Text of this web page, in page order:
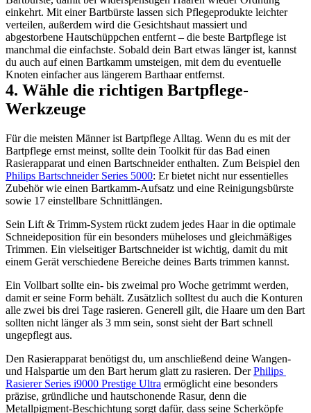
einkehrt. Mit einer Bartbürste lassen sich Pflegeprodukte leichter
verteilen, außerdem wird die Gesichtshaut massiert und
abgestorbene Hautschüppchen entfernt – die beste Bartpflege ist
manchmal die einfachste. Sobald dein Bart etwas länger ist, kannst
du auch auf einen Bartkamm umsteigen, mit dem du eventuelle
Knoten einfacher aus längerem Barthaar entfernst.
4. Wähle die richtigen Bartpflege-
Werkzeuge
Für die meisten Männer ist Bartpflege Alltag. Wenn du es mit der
Bartpflege ernst meinst, sollte dein Toolkit für das Bad einen
Philips Bartschneider Series 5000: Er bietet nicht nur essentielles
Zubehör wie einen Bartkamm-Aufsatz und eine Reinigungsbürste
sowie 17 einstellbare Schnittlängen.
Sein Lift & Trimm-System rückt zudem jedes Haar in die optimale
Schneideposition für ein besonders müheloses und gleichmäßiges
Trimmen. Ein vielseitiger Bartschneider ist wichtig, damit du mit
einem Gerät verschiedene Bereiche deines Barts trimmen kannst.
Ein Vollbart sollte ein- bis zweimal pro Woche getrimmt werden,
damit er seine Form behält. Zusätzlich solltest du auch die Konturen
alle zwei bis drei Tage rasieren. Generell gilt, die Haare um den Bart
sollten nicht länger als 3 mm sein, sonst sieht der Bart schnell
ungepflegt aus.
Den Rasierapparat benötigst du, um anschließend deine Wangen-
und Halspartie um den Bart herum glatt zu rasieren. Der Philips
Rasierer Series i9000 Prestige Ultra ermöglicht eine besonders
präzise, gründliche und hautschonende Rasur, denn die
Metallpigment-Beschichtung sorgt dafür, dass seine Scherköpfe